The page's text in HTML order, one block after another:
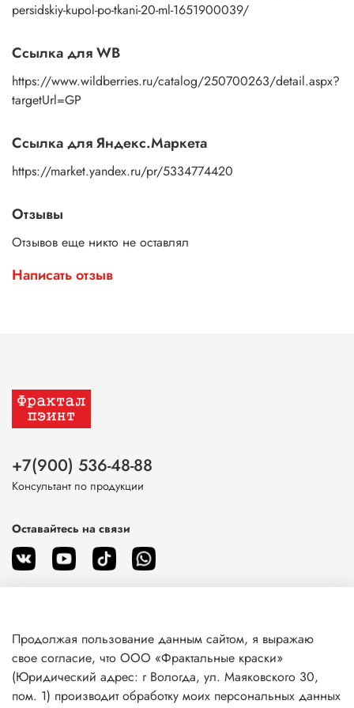
persidskiy-kupol-po-tkani-20-ml-1651900039/
Ссылка для WB
https://www.wildberries.ru/catalog/250700263/detail.aspx?
targetUrl=GP
Ссылка для Яндекс.Маркета
https://market.yandex.ru/pr/5334774420
Отзывы
Отзывов еще никто не оставлял
Написать отзыв
О магазине
Клиентам
+7(900) 536-48-88
Консультант по продукции
Оставайтесь на связи
Продолжая пользование данным сайтом, я выражаю
свое согласие, что ООО «Фрактальные краски»
(Юридический адрес: г Вологда, ул. Маяковского 30,
пом. 1) производит обработку моих персональных данных